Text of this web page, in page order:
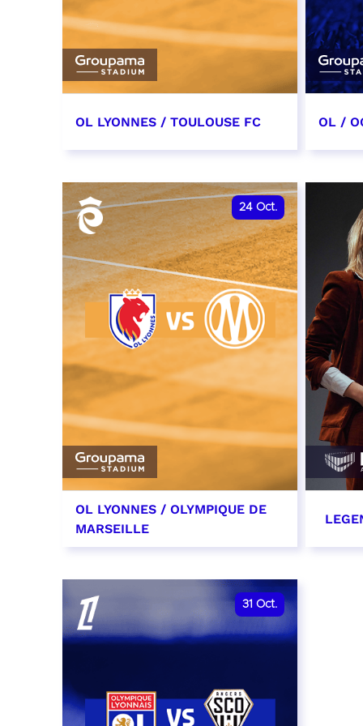
OL LYONNES / TOULOUSE FC
date et heure à confirmer
RÉSERVER
OL /
date
24 Oct.
OL LYONNES / OLYMPIQUE DE
MARSEILLE
date et heure à confirmer
RÉSERVER
31 Oct.